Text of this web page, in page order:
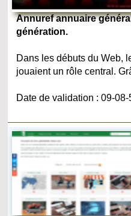
Annuref annuaire
génération.
Dans les débuts du Web,
jouaient un rôle central.
Date de validation : 09-